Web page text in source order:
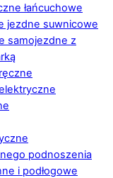
łańcuchowe
jezdne suwnicowe
samojezdne z
podnoszenia
i podłogowe